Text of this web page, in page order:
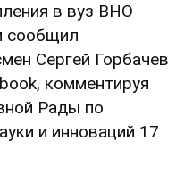
в вуз ВНО
сообщил
Сергей Горбачев
комментируя
Рады по
и инноваций 17